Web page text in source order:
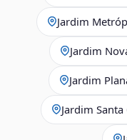
Jardim
Jardim
Jardim
Jardim Santa